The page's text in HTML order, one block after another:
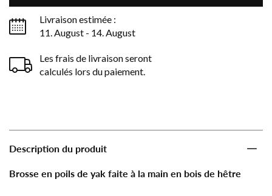
-
Foncé
-
Clair
Livraison estimée :
11. August - 14. August
Les frais de livraison seront
calculés lors du paiement.
Description du produit
Brosse en poils de yak faite à la main en bois de hêtre